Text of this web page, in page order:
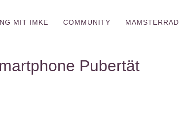
MIT IMKE COMMUNITY MAMSTERRAD
Pubertät